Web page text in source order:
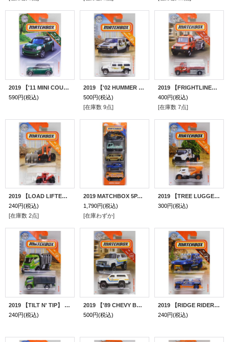
2019 【'11 MINI COUNTRYMAN】 DK.GREEN (NEW CAST)
590円(税込)
2019 【'02 HUMMER H2 SUV CONCEPT】 WHITE
500円(税込)
[在庫数 9点]
2019 【FRIGHTLINER M2 106】 RED
400円(税込)
[在庫数 7点]
2019 【LOAD LIFTER】 RED-WHITE
240円(税込)
[在庫数 2点]
2019 MATCHBOX 5PACK 【SERVICE SQUAD】Bulldozer/Hail Cat/Chevy Van/'90 Volkswagen Golf Country/Desert Thunder V16
1,790円(税込)
[在庫わずか]
2019 【TREE LUGGER】 WHITE-ORANGE
300円(税込)
2019 【TILT N' TIP】 APPLE GREEN
240円(税込)
2019 【'89 CHEVY BLAZER 4X4】 WHITE
500円(税込)
2019 【RIDGE RIDER】 BLUE-ORANGE
240円(税込)